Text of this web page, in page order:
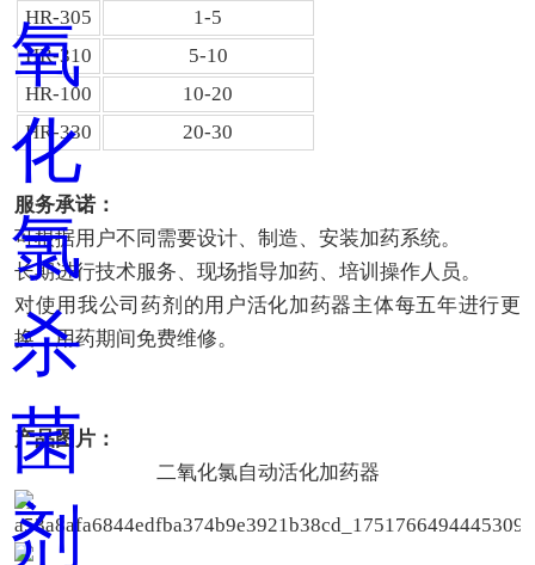
HR-305
1-5
HR-310
5-10
HR-100
10-20
HR-330
20-30
服务承诺：
可根据用户不同需要设计、制造、安装加药系统。
长期进行技术服务、现场指导加药、培训操作人员。
对使用我公司药剂的用户活化加药器主体每五年进行更
换，用药期间免费维修。
产品图片：
二氧化氯自动活化加药器